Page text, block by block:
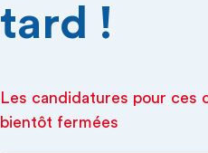
tard !
Les candidatures pour ces
bientôt fermées